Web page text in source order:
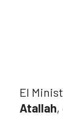
El
Atallah